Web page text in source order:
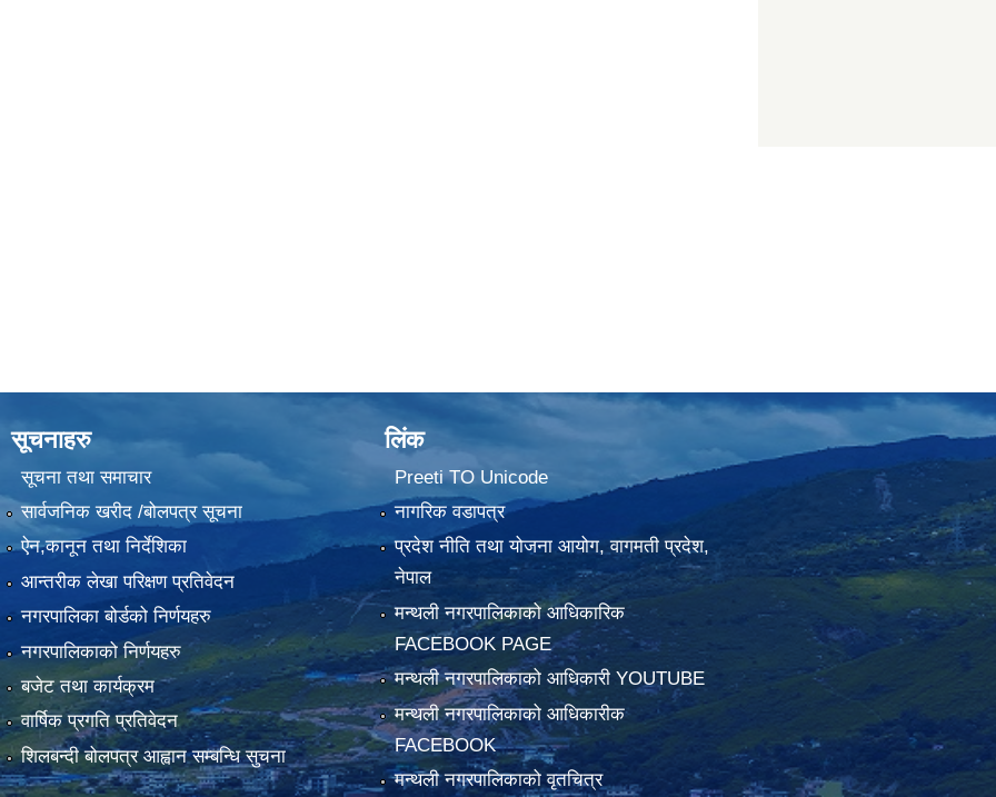
सूचनाहरु
सूचना तथा समाचार
सार्वजनिक खरीद /बोलपत्र सूचना
ऐन,कानून तथा निर्देशिका
आन्तरीक लेखा परिक्षण प्रतिवेदन
नगरपालिका बोर्डको निर्णयहरु
नगरपालिकाको निर्णयहरु
बजेट तथा कार्यक्रम
वार्षिक प्रगति प्रतिवेदन
शिलबन्दी बोलपत्र आह्वान सम्बन्धि सुचना
लिंक
Preeti TO Unicode
नागरिक वडापत्र
प्रदेश नीति तथा योजना आयोग, वागमती प्रदेश,
नेपाल
मन्थली नगरपालिकाको आधिकारिक
FACEBOOK PAGE
मन्थली नगरपालिकाको आधिकारी YOUTUBE
मन्थली नगरपालिकाको आधिकारीक
FACEBOOK
मन्थली नगरपालिकाको वृतचित्र